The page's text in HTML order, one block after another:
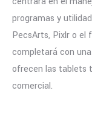
programas y
PecsArts, Pixlr o el
completará con
ofrecen las tablets
comercial.